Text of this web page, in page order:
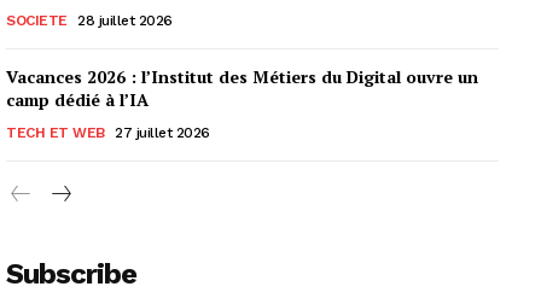
SOCIETE 28 juillet 2026
Vacances 2026 : l’Institut des Métiers du Digital ouvre un
camp dédié à l’IA
TECH ET WEB 27 juillet 2026
Subscribe